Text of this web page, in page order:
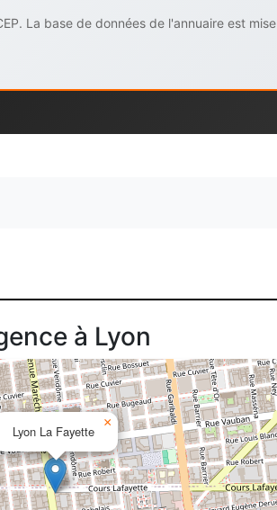
La base de données de l'annuaire est mise
à Lyon
Lyon La Fayette
×